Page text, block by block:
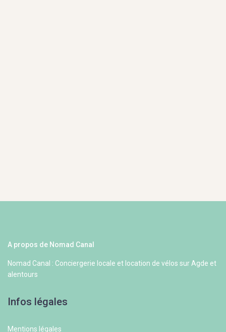
A propos de Nomad Canal
Nomad Canal : Conciergerie locale et location de vélos sur Agde et
alentours
Infos légales
Mentions légales